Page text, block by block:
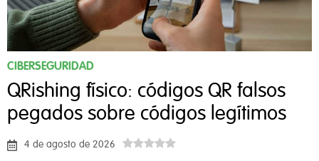
CIBERSEGURIDAD
QRishing físico: códigos QR falsos
pegados sobre códigos legítimos
4 de agosto de 2026